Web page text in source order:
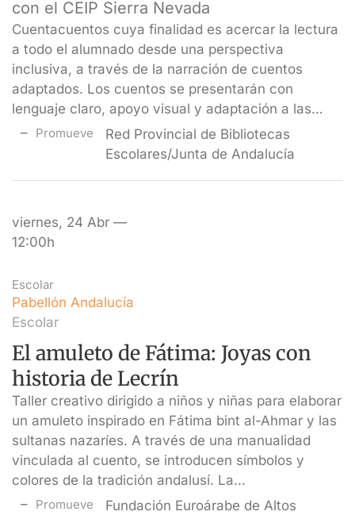
con el CEIP Sierra Nevada
Cuentacuentos cuya finalidad es acercar la lectura
a todo el alumnado desde una perspectiva
inclusiva, a través de la narración de cuentos
adaptados. Los cuentos se presentarán con
lenguaje claro, apoyo visual y adaptación a las…
Promueve
Red Provincial de Bibliotecas
Escolares/Junta de Andalucía
viernes, 24 Abr —
12:00h
Escolar
Pabellón Andalucía
Escolar
El amuleto de Fátima: Joyas con
historia de Lecrín
Taller creativo dirigido a niños y niñas para elaborar
un amuleto inspirado en Fátima bint al-Ahmar y las
sultanas nazaríes. A través de una manualidad
vinculada al cuento, se introducen símbolos y
colores de la tradición andalusí. La…
Promueve
Fundación Euroárabe de Altos